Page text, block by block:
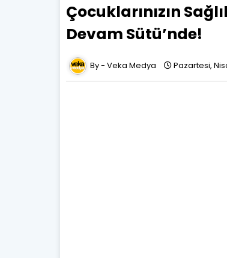
Çocuklarınızın
Devam Sütü’nde!
Veka Medya Pazartesi,